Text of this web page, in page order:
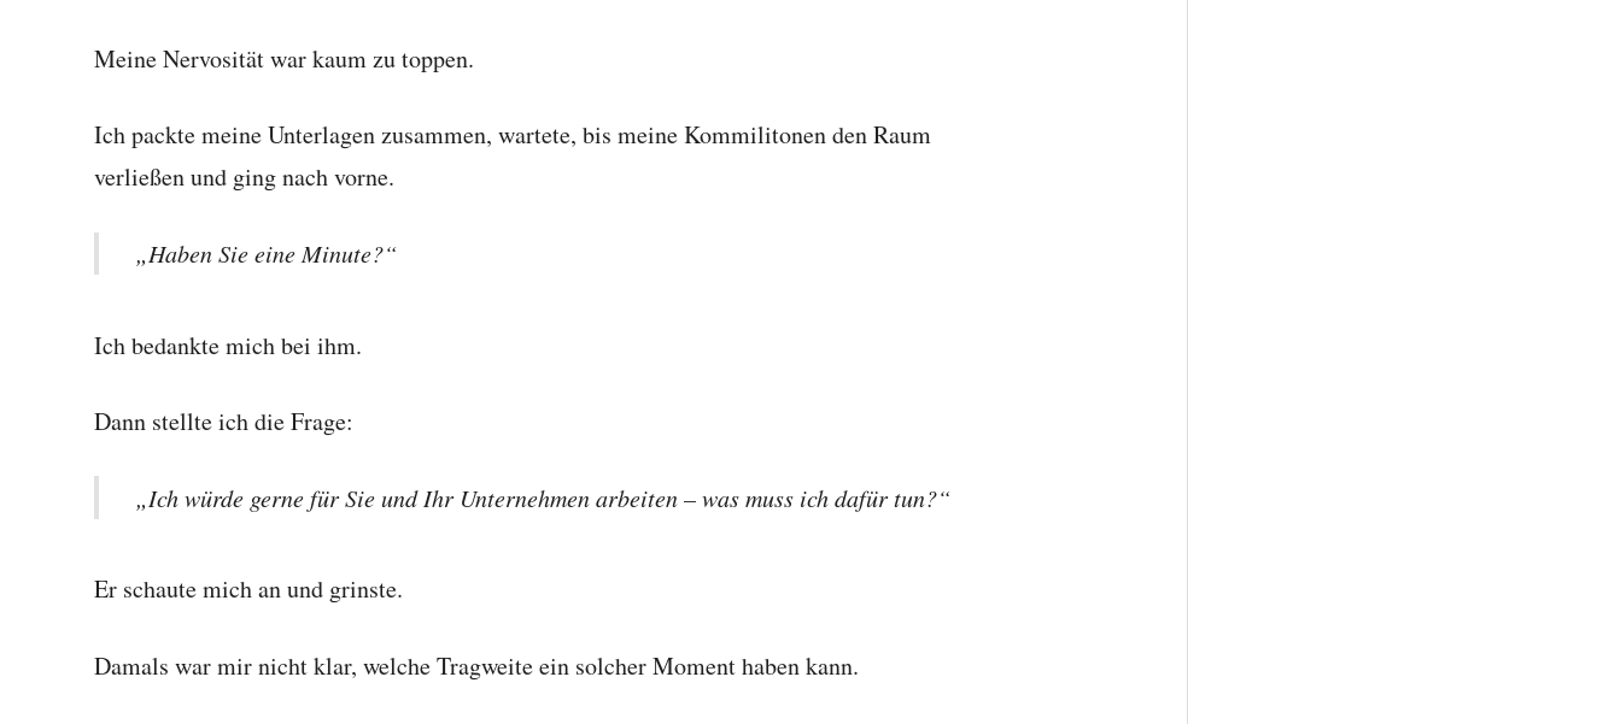
Meine Nervosität war kaum zu toppen.
Ich packte meine Unterlagen zusammen, wartete, bis meine Kommilitonen den Raum
verließen und ging nach vorne.
„Haben Sie eine Minute?“
Ich bedankte mich bei ihm.
Dann stellte ich die Frage:
„Ich würde gerne für Sie und Ihr Unternehmen arbeiten – was muss ich dafür tun?“
Er schaute mich an und grinste.
Damals war mir nicht klar, welche Tragweite ein solcher Moment haben kann.